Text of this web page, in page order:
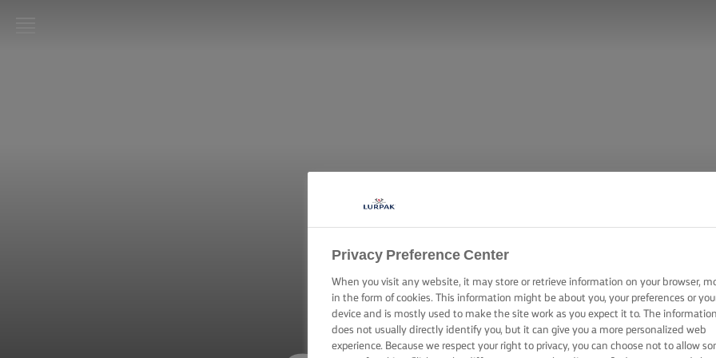
Privacy Preference Center
When you visit any website, it may store or retrieve information on your browser,
in the form of cookies. This information might be about you, your preferences or
device and is mostly used to make the site work as you expect it to. The information
does not usually directly identify you, but it can give you a more personalized web
experience. Because we respect your right to privacy, you can choose not to allow